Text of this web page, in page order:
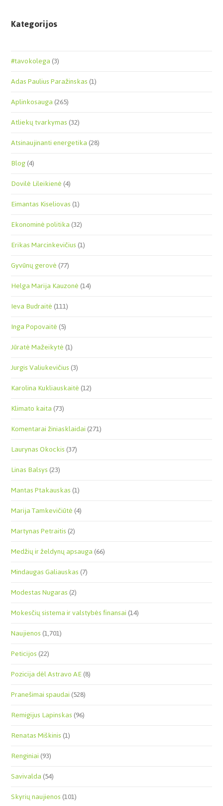
Kategorijos
#tavokolega(3)
Adas Paulius Paražinskas(1)
Aplinkosauga(265)
Atliekų tvarkymas(32)
Atsinaujinanti energetika(28)
Blog(4)
Dovilė Lileikienė(4)
Eimantas Kiseliovas(1)
Ekonominė politika(32)
Erikas Marcinkevičius(1)
Gyvūnų gerovė(77)
Helga Marija Kauzonė(14)
Ieva Budraitė(111)
Inga Popovaitė(5)
Jūratė Mažeikytė(1)
Jurgis Valiukevičius(3)
Karolina Kukliauskaitė(12)
Klimato kaita(73)
Komentarai žiniasklaidai(271)
Laurynas Okockis(37)
Linas Balsys(23)
Mantas Ptakauskas(1)
Marija Tamkevičiūtė(4)
Martynas Petraitis(2)
Medžių ir želdynų apsauga(66)
Mindaugas Galiauskas(7)
Modestas Nugaras(2)
Mokesčių sistema ir valstybės finansai(14)
Naujienos(1,701)
Peticijos(22)
Pozicija dėl Astravo AE(8)
Pranešimai spaudai(528)
Remigijus Lapinskas(96)
Renatas Miškinis(1)
Renginiai(93)
Savivalda(54)
Skyrių naujienos(101)